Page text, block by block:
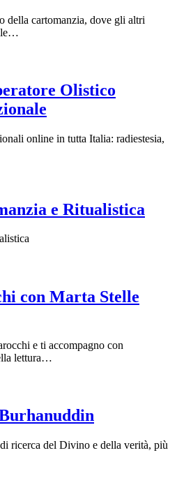
della cartomanzia, dove gli altri
Olistico
online in tutta Italia: radiestesia,
e Ritualistica
con Marta Stelle
e ti accompagno con
lettura…
ricerca del Divino e della verità, più